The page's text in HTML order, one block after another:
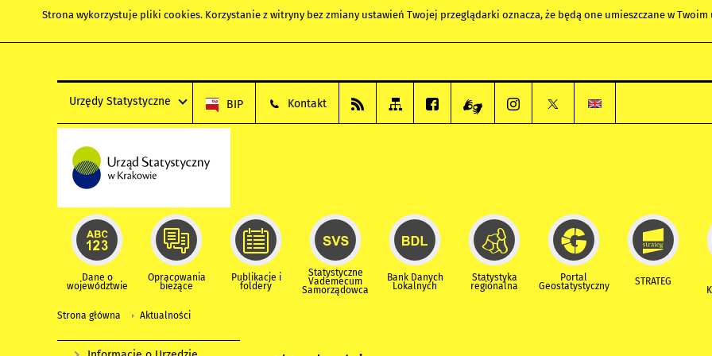
Strona wykorzystuje pliki cookies. Korzystanie z witryny bez zmiany ustawień Twojej przeglądarki oznacza, że będą one umieszczane w
Urzędy Statystyczne BIP Kontakt
Dane o
województwie
Opracowania
bieżące
Publikacje i
foldery
Statystyczne
Vademecum
Samorządowca
Bank Danych
Lokalnych
Statystyka
regionalna
Portal
Geostatystyczny STRATEG
Strona główna Aktualności